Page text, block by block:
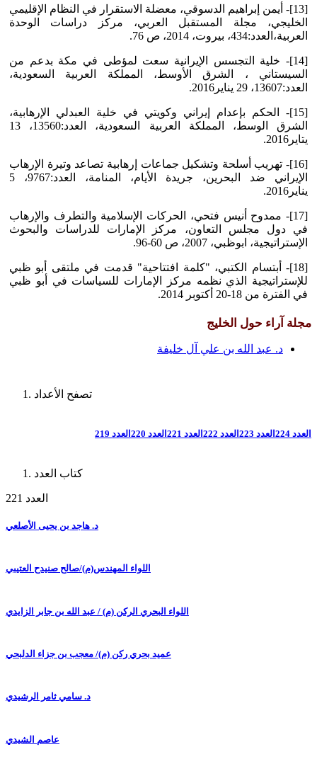
[13]- أيمن إبراهيم الدسوقي، معضلة الاستقرار في النظام الإقليمي
الخليجي، مجلة المستقبل العربي، مركز دراسات الوحدة
العربية،العدد:434، بيروت، 2014، ص 76.
[14]- خلية التجسس الإيرانية سعت لمؤطى في مكة بدعم من
السيستاني ، الشرق الأوسط، المملكة العربية السعودية،
العدد:13607، 29 يناير2016.
[15]- الحكم بإعدام إيراني وكويتي في خلية العبدلي الإرهابية،
الشرق الوسط، المملكة العربية السعودية، العدد:13560، 13
يتاير2016.
[16]- تهريب أسلحة وتشكيل جماعات إرهابية تصاعد وتيرة الإرهاب
الإيراني ضد البحرين، جريدة الأيام، المنامة، العدد:9767، 5
يناير2016.
[17]- ممدوح أنيس فتحي، الحركات الإسلامية والتطرف والإرهاب
في دول مجلس التعاون، مركز الإمارات للدراسات والبحوث
الإستراتيجية، ابوظبي، 2007، ص 60-96.
[18]- أبتسام الكتبي، "كلمة افتتاحية" قدمت في ملتقى أبو ظبي
للإستراتيجية الذي نظمه مركز الإمارات للسياسات في أبو ظبي
في الفترة من 18-20 أكتوبر 2014.
مجلة آراء حول الخليج
د. عبد الله بن علي آل خليفة
تصفح الأعداد
العدد 224 العدد 223 العدد 222 العدد 221 العدد 220 العدد 219
كتاب العدد
العدد 221
د. هاجد بن يحيى الأصلعي
اللواء المهندس(م)/صالح صنيدح العتيبي
اللواء البحري الركن (م) / عبد الله بن جابر الزايدي
عميد بحري ركن (م)/ معجب بن جزاء الدلبحي
د. سامي ثامر الرشيدي
عاصم الشيدي